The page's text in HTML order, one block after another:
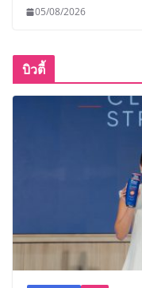
05/08/2026
บิวตี้